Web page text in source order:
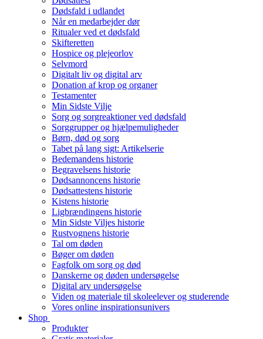
Dødsfald i udlandet
Når en medarbejder dør
Ritualer ved et dødsfald
Skifteretten
Hospice og plejeorlov
Selvmord
Digitalt liv og digital arv
Donation af krop og organer
Testamenter
Min Sidste Vilje
Sorg og sorgreaktioner ved dødsfald
Sorggrupper og hjælpemuligheder
Børn, død og sorg
Tabet på lang sigt: Artikelserie
Bedemandens historie
Begravelsens historie
Dødsannoncens historie
Dødsattestens historie
Kistens historie
Ligbrændingens historie
Min Sidste Viljes historie
Rustvognens historie
Tal om døden
Bøger om døden
Fagfolk om sorg og død
Danskerne og døden undersøgelse
Digital arv undersøgelse
Viden og materiale til skoleelever og studerende
Vores online inspirationsunivers
Shop
Produkter